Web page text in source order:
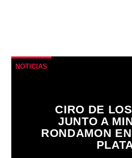
ARTISTA
NOTICIAS
CIRO DE
JUNTO A
RONDAMON